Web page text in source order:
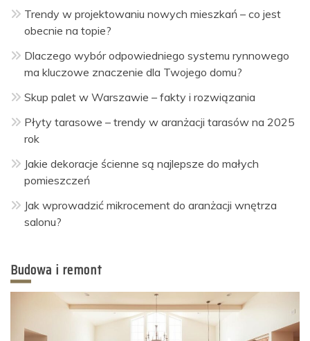
Trendy w projektowaniu nowych mieszkań – co jest
obecnie na topie?
Dlaczego wybór odpowiedniego systemu rynnowego
ma kluczowe znaczenie dla Twojego domu?
Skup palet w Warszawie – fakty i rozwiązania
Płyty tarasowe – trendy w aranżacji tarasów na 2025
rok
Jakie dekoracje ścienne są najlepsze do małych
pomieszczeń
Jak wprowadzić mikrocement do aranżacji wnętrza
salonu?
Budowa i remont